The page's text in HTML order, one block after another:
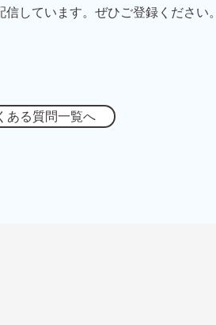
しています。ぜひご登録ください。
ある質問一覧へ